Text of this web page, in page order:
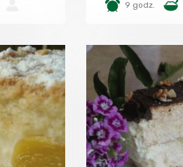
9 godz.